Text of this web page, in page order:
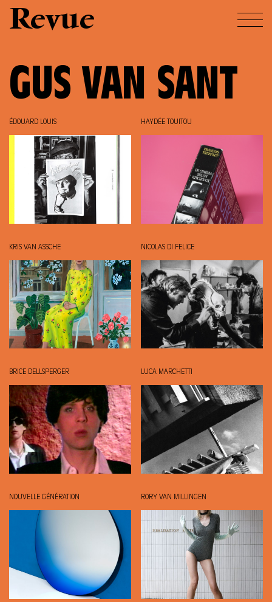
Revue
GUS VAN SANT
ÉDOUARD LOUIS HAYDÉE TOUITOU
KRIS VAN ASSCHE NICOLAS DI FELICE
BRICE DELLSPERGER LUCA MARCHETTI
NOUVELLE GÉNÉRATION RORY VAN MILLINGEN